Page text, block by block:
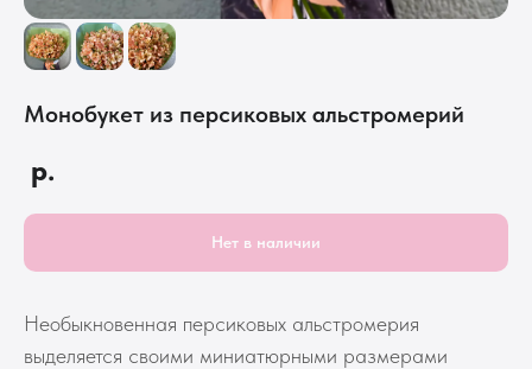
Монобукет из персиковых альстромерий
р.
Нет в наличии
Необыкновенная персиковых альстромерия
выделяется своими миниатюрными размерами